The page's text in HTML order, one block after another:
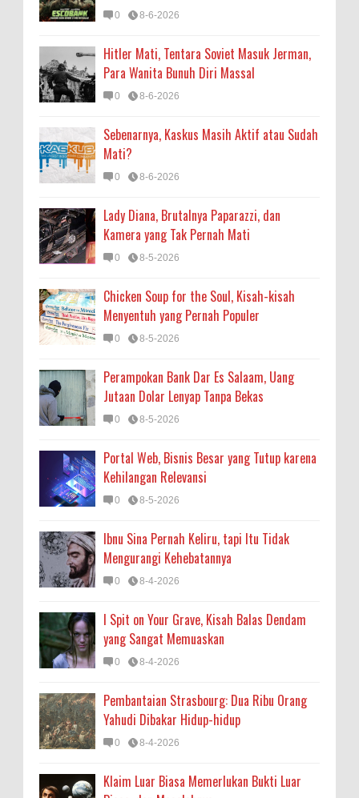
0 8-6-2026
Hitler Mati, Tentara Soviet Masuk Jerman,
Para Wanita Bunuh Diri Massal
0 8-6-2026
Sebenarnya, Kaskus Masih Aktif atau Sudah
Mati?
0 8-6-2026
Lady Diana, Brutalnya Paparazzi, dan
Kamera yang Tak Pernah Mati
0 8-5-2026
Chicken Soup for the Soul, Kisah-kisah
Menyentuh yang Pernah Populer
0 8-5-2026
Perampokan Bank Dar Es Salaam, Uang
Jutaan Dolar Lenyap Tanpa Bekas
0 8-5-2026
Portal Web, Bisnis Besar yang Tutup karena
Kehilangan Relevansi
0 8-5-2026
Ibnu Sina Pernah Keliru, tapi Itu Tidak
Mengurangi Kehebatannya
0 8-4-2026
I Spit on Your Grave, Kisah Balas Dendam
yang Sangat Memuaskan
0 8-4-2026
Pembantaian Strasbourg: Dua Ribu Orang
Yahudi Dibakar Hidup-hidup
0 8-4-2026
Klaim Luar Biasa Memerlukan Bukti Luar